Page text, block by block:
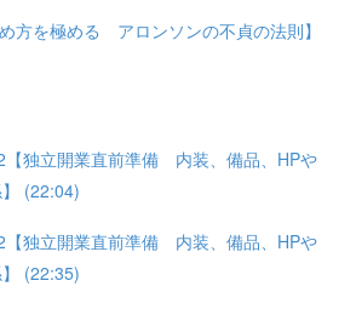
方を極める アロンソンの不貞の法則】
【独立開業直前準備 内装、備品、HPや
(22:04)
【独立開業直前準備 内装、備品、HPや
(22:35)